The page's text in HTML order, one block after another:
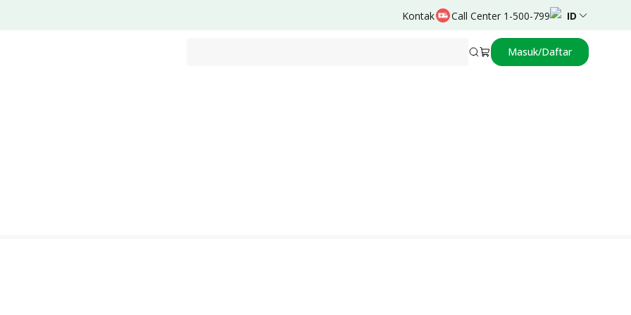
Kontak Call Center 1-500-799 ID
Masuk/Daftar